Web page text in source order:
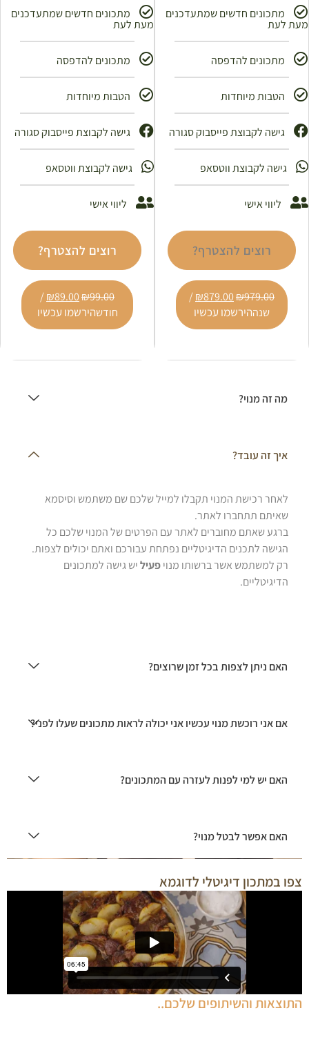
מתכונים חדשים שמתעדכנים
מעת לעת
מתכונים להדפסה
הטבות מיוחדות
גישה לקבוצת פייסבוק סגורה
גישה לקבוצת ווטסאפ
ליווי אישי
רוצים להצטרף?
₪979.00
₪879.00
/
שנההירשמו עכשיו
מתכונים חדשים שמתעדכנים
מעת לעת
מתכונים להדפסה
הטבות מיוחדות
גישה לקבוצת פייסבוק סגורה ​
גישה לקבוצת ווטסאפ
ליווי אישי
רוצים להצטרף?
₪99.00
₪89.00
/
חודשהירשמו עכשיו
מה זה מנוי?
איך זה עובד?
לאחר רכישת המנוי תקבלו למייל שלכם שם משתמש וסיסמא
שאיתם תתחברו לאתר.
ברגע שאתם מחוברים לאתר עם הפרטים של המנוי שלכם כל
הגישה לתכנים הדיגיטליים נפתחת עבורכם ואתם יכולים לצפות.
רק למשתמש אשר ברשותו מנויפעיליש גישה למתכונים
הדיגיטליים.
האם ניתן לצפות בכל זמן שרוצים?
אם אני רוכשת מנוי עכשיו אני יכולה לראות מתכונים שעלו לפני?
האם יש למי לפנות לעזרה עם המתכונים?
האם אפשר לבטל מנוי?
צפו במתכון דיגיטלי לדוגמא
התוצאות והשיתופים שלכם..